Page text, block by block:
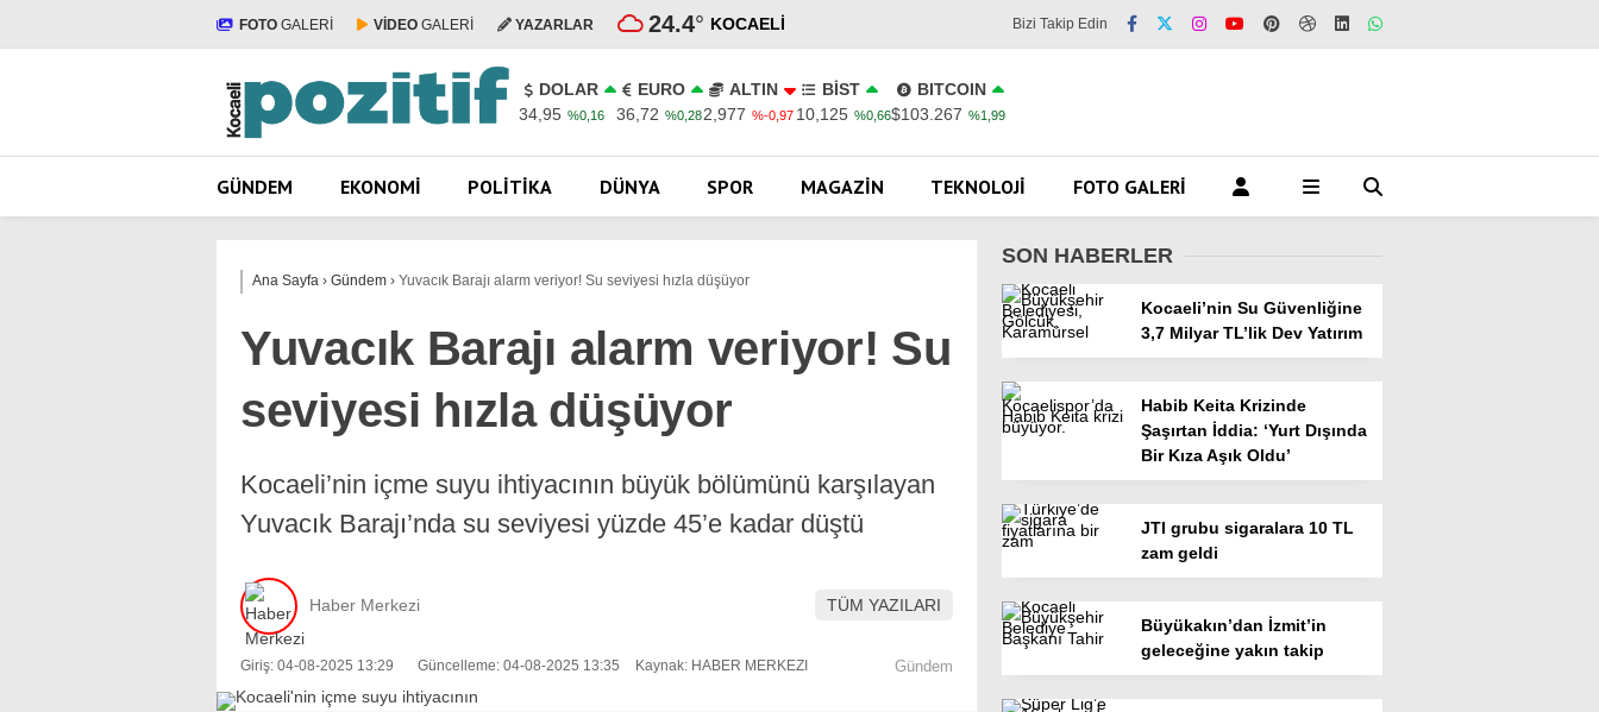
FOTO GALERİ VİDEO GALERİ YAZARLAR 24.4° KOCAELI Bizi Takip Edin
DOLAR
34,95 %0,16
EURO
36,72 %0,28
ALTIN
2,977 %-0,97
BİST
10,125 %0,66
BITCOIN
$103.267 %1,99
GÜNDEM EKONOMI POLITIKA DÜNYA SPOR MAGAZIN TEKNOLOJI FOTO GALERI
Ana Sayfa › Gündem › Yuvacık Barajı alarm veriyor! Su seviyesi hızla düşüyor
Yuvacık Barajı alarm veriyor! Su
seviyesi hızla düşüyor
Kocaeli’nin içme suyu ihtiyacının büyük bölümünü karşılayan
Yuvacık Barajı’nda su seviyesi yüzde 45’e kadar düştü
Haber Merkezi TÜM YAZILARI
Giriş: 04-08-2025 13:29 Güncelleme: 04-08-2025 13:35 Kaynak: HABER MERKEZI Gündem
SON HABERLER
Kocaeli’nin Su Güvenliğine
3,7 Milyar TL’lik Dev Yatırım
Habib Keita Krizinde
Şaşırtan İddia: ‘Yurt Dışında
Bir Kıza Aşık Oldu’
JTI grubu sigaralara 10 TL
zam geldi
Büyükakın’dan İzmit’in
geleceğine yakın takip